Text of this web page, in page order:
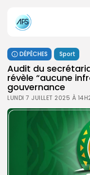
DÉPÊCHES Sport
Audit du
révèle “aucune
gouvernance
LUNDI 7 JUILLET 2025 À